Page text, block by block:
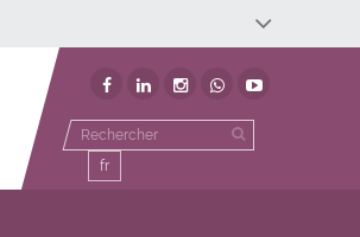
économique
territorial
fr